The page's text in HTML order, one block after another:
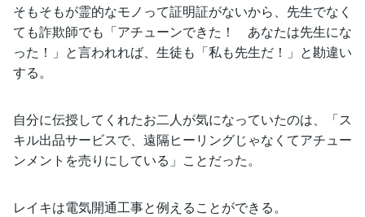
そもそもが霊的なモノって証明証がないから、先生でなく
ても詐欺師でも「アチューンできた！ あなたは先生にな
った！」と言われれば、生徒も「私も先生だ！」と勘違い
する。
自分に伝授してくれたお二人が気になっていたのは、「ス
キル出品サービスで、遠隔ヒーリングじゃなくてアチュー
ンメントを売りにしている」ことだった。
レイキは電気開通工事と例えることができる。